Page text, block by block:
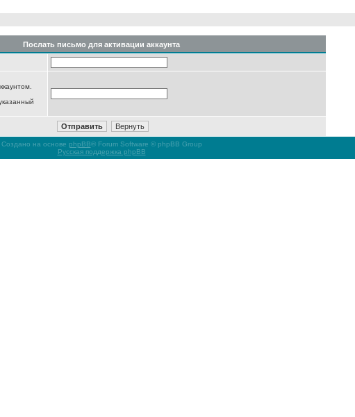
Послать письмо для активации аккаунта
Создано на основе phpBB® Forum Software © phpBB Group
Русская поддержка phpBB